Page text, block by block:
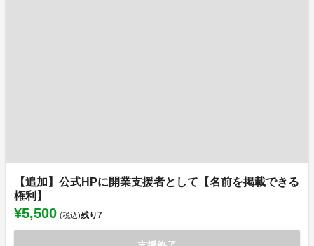
【追加】公式HPに開業支援者として【名前を掲載できる
権利】
¥5,500 (税込)残り7